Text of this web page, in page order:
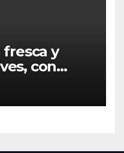
fresca y
con
para